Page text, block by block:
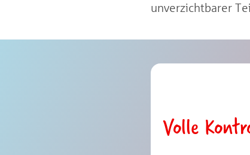
unverzichtbarer
Volle